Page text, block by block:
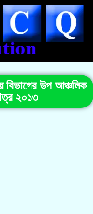
বিভাগের উপ আঞ্চলিক
২০১৩